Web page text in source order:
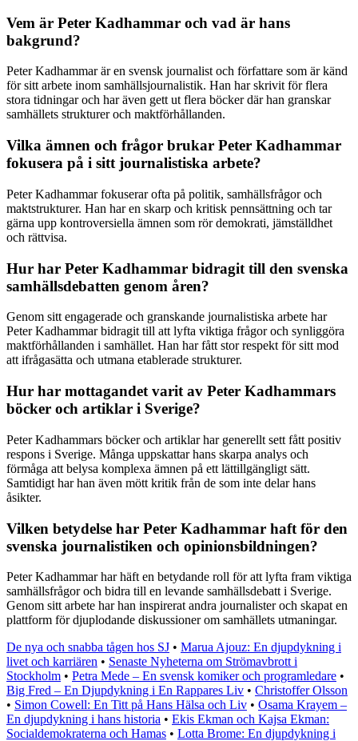
Vem är Peter Kadhammar och vad är hans
bakgrund?
Peter Kadhammar är en svensk journalist och författare som är känd
för sitt arbete inom samhällsjournalistik. Han har skrivit för flera
stora tidningar och har även gett ut flera böcker där han granskar
samhällets strukturer och maktförhållanden.
Vilka ämnen och frågor brukar Peter Kadhammar
fokusera på i sitt journalistiska arbete?
Peter Kadhammar fokuserar ofta på politik, samhällsfrågor och
maktstrukturer. Han har en skarp och kritisk pennsättning och tar
gärna upp kontroversiella ämnen som rör demokrati, jämställdhet
och rättvisa.
Hur har Peter Kadhammar bidragit till den svenska
samhällsdebatten genom åren?
Genom sitt engagerade och granskande journalistiska arbete har
Peter Kadhammar bidragit till att lyfta viktiga frågor och synliggöra
maktförhållanden i samhället. Han har fått stor respekt för sitt mod
att ifrågasätta och utmana etablerade strukturer.
Hur har mottagandet varit av Peter Kadhammars
böcker och artiklar i Sverige?
Peter Kadhammars böcker och artiklar har generellt sett fått positiv
respons i Sverige. Många uppskattar hans skarpa analys och
förmåga att belysa komplexa ämnen på ett lättillgängligt sätt.
Samtidigt har han även mött kritik från de som inte delar hans
åsikter.
Vilken betydelse har Peter Kadhammar haft för den
svenska journalistiken och opinionsbildningen?
Peter Kadhammar har häft en betydande roll för att lyfta fram viktiga
samhällsfrågor och bidra till en levande samhällsdebatt i Sverige.
Genom sitt arbete har han inspirerat andra journalister och skapat en
plattform för djuplodande diskussioner om samhällets utmaningar.
De nya och snabba tågen hos SJ • Marua Ajouz: En djupdykning i
livet och karriären • Senaste Nyheterna om Strömavbrott i
Stockholm • Petra Mede – En svensk komiker och programledare •
Big Fred – En Djupdykning i En Rappares Liv • Christoffer Olsson
• Simon Cowell: En Titt på Hans Hälsa och Liv • Osama Krayem –
En djupdykning i hans historia • Ekis Ekman och Kajsa Ekman:
Socialdemokraterna och Hamas • Lotta Brome: En djupdykning i